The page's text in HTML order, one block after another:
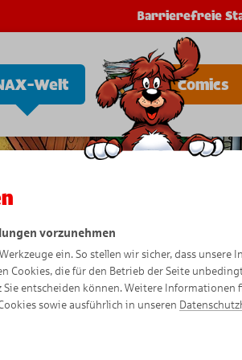
Barrierefreie
Welt Comics
vorzunehmen
ein. So stellen wir sicher, dass unsere
Cookies, die für den Betrieb der Seite
Sie entscheiden können. Weitere Informationen
sowie ausführlich in unseren